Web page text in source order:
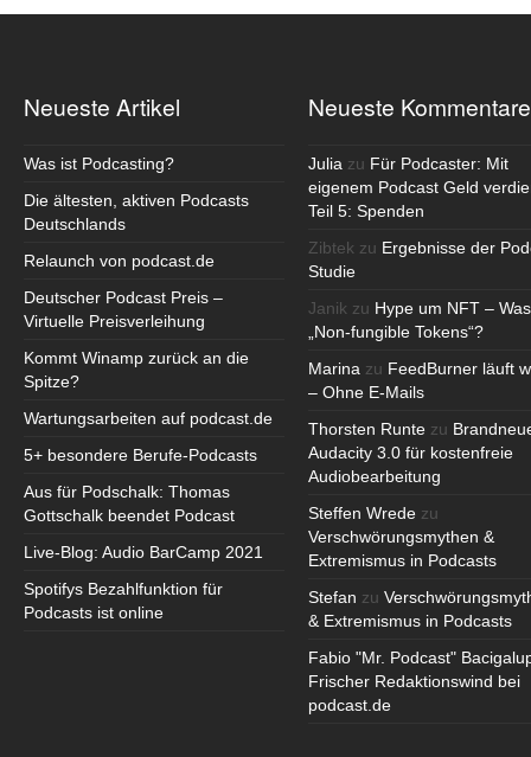
Neueste Artikel
Was ist Podcasting?
Die ältesten, aktiven Podcasts
Deutschlands
Relaunch von podcast.de
Deutscher Podcast Preis –
Virtuelle Preisverleihung
Kommt Winamp zurück an die
Spitze?
Wartungsarbeiten auf podcast.de
5+ besondere Berufe-Podcasts
Aus für Podschalk: Thomas
Gottschalk beendet Podcast
Live-Blog: Audio BarCamp 2021
Spotifys Bezahlfunktion für
Podcasts ist online
Neueste Kommentare
Julia zu Für Podcaster: Mit
eigenem Podcast Geld
Teil 5: Spenden
Zibtek zu Ergebnisse der
Studie
Janik zu Hype um NFT –
„Non-fungible Tokens“?
Marina zu FeedBurner läuft
– Ohne E-Mails
Thorsten Runte zu
Audacity 3.0 für kostenfreie
Audiobearbeitung
Steffen Wrede zu
Verschwörungsmythen &
Extremismus in Podcasts
Stefan zu
& Extremismus in Podcasts
Fabio "Mr. Podcast"
Frischer Redaktionswind bei
podcast.de